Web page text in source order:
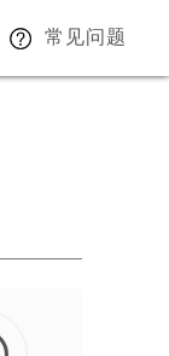
常见问题